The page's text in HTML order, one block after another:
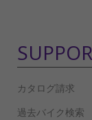
カタログ請求
過去バイク検索